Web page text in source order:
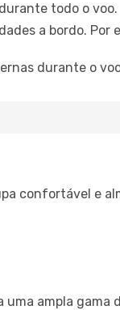
todo o voo.
a bordo. Por
durante o
confortável e
uma ampla gama